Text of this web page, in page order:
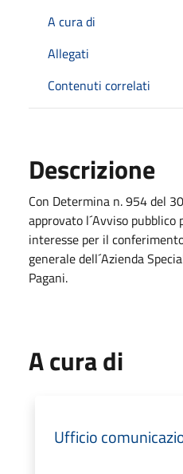
A cura di
Allegati
Contenuti correlati
Descrizione
Con Determina n. 954 del
approvato l´Avviso
interesse per il
generale dell´Azienda
Pagani.
A cura di
Ufficio